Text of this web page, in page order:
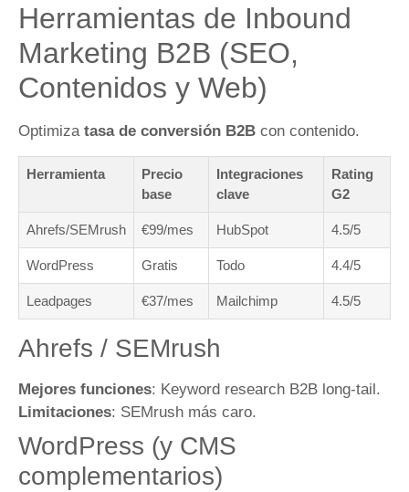
Herramientas de Inbound
Marketing B2B (SEO,
Contenidos y Web)
Optimiza tasa de conversión B2B con contenido.
Herramienta
Precio
base
Integraciones
clave
Rating
G2
Ahrefs/SEMrush €99/mes HubSpot 4.5/5
WordPress Gratis Todo 4.4/5
Leadpages €37/mes Mailchimp 4.5/5
Ahrefs / SEMrush
Mejores funciones: Keyword research B2B long-tail.
Limitaciones: SEMrush más caro.
WordPress (y CMS
complementarios)